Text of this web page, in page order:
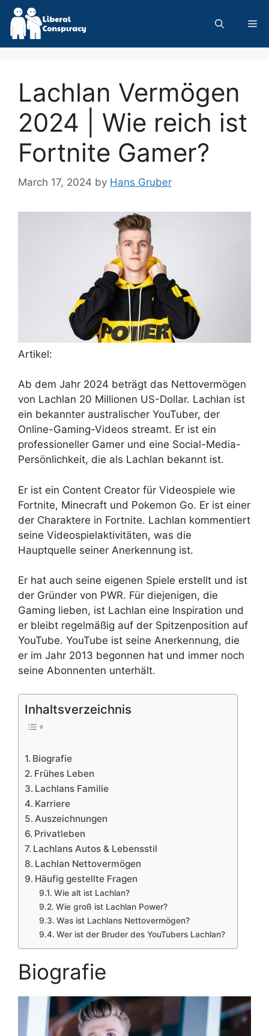
Skip
content
Lachlan Vermögen
2024 | Wie reich ist
Fortnite Gamer?
March 17, 2024 by Hans Gruber
Artikel:
Ab dem Jahr 2024 beträgt das Nettovermögen
von Lachlan 20 Millionen US-Dollar. Lachlan ist
ein bekannter australischer YouTuber, der
Online-Gaming-Videos streamt. Er ist ein
professioneller Gamer und eine Social-Media-
Persönlichkeit, die als Lachlan bekannt ist.
Er ist ein Content Creator für Videospiele wie
Fortnite, Minecraft und Pokemon Go. Er ist einer
der Charaktere in Fortnite. Lachlan kommentiert
seine Videospielaktivitäten, was die
Hauptquelle seiner Anerkennung ist.
Er hat auch seine eigenen Spiele erstellt und ist
der Gründer von PWR. Für diejenigen, die
Gaming lieben, ist Lachlan eine Inspiration und
er bleibt regelmäßig auf der Spitzenposition auf
YouTube. YouTube ist seine Anerkennung, die
er im Jahr 2013 begonnen hat und immer noch
seine Abonnenten unterhält.
Inhaltsverzeichnis
Biografie
Frühes Leben
Lachlans Familie
Karriere
Auszeichnungen
Privatleben
Lachlans Autos & Lebensstil
Lachlan Nettovermögen
Häufig gestellte Fragen
Wie alt ist Lachlan?
Wie groß ist Lachlan Power?
Was ist Lachlans Nettovermögen?
Wer ist der Bruder des YouTubers Lachlan?
Biografie